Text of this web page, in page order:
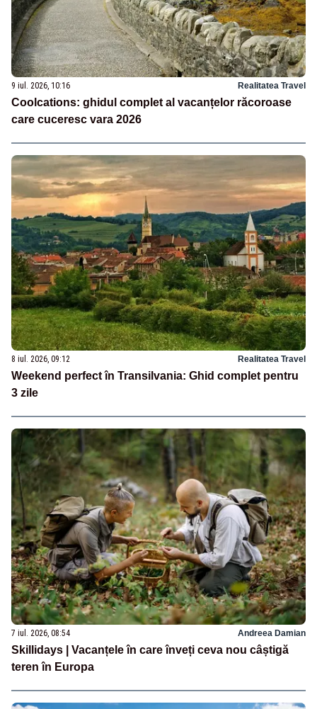
9 iul. 2026, 10:16 Realitatea Travel
Coolcations: ghidul complet al vacanțelor răcoroase
care cuceresc vara 2026
8 iul. 2026, 09:12 Realitatea Travel
Weekend perfect în Transilvania: Ghid complet pentru
3 zile
7 iul. 2026, 08:54 Andreea Damian
Skillidays | Vacanțele în care înveți ceva nou câștigă
teren în Europa